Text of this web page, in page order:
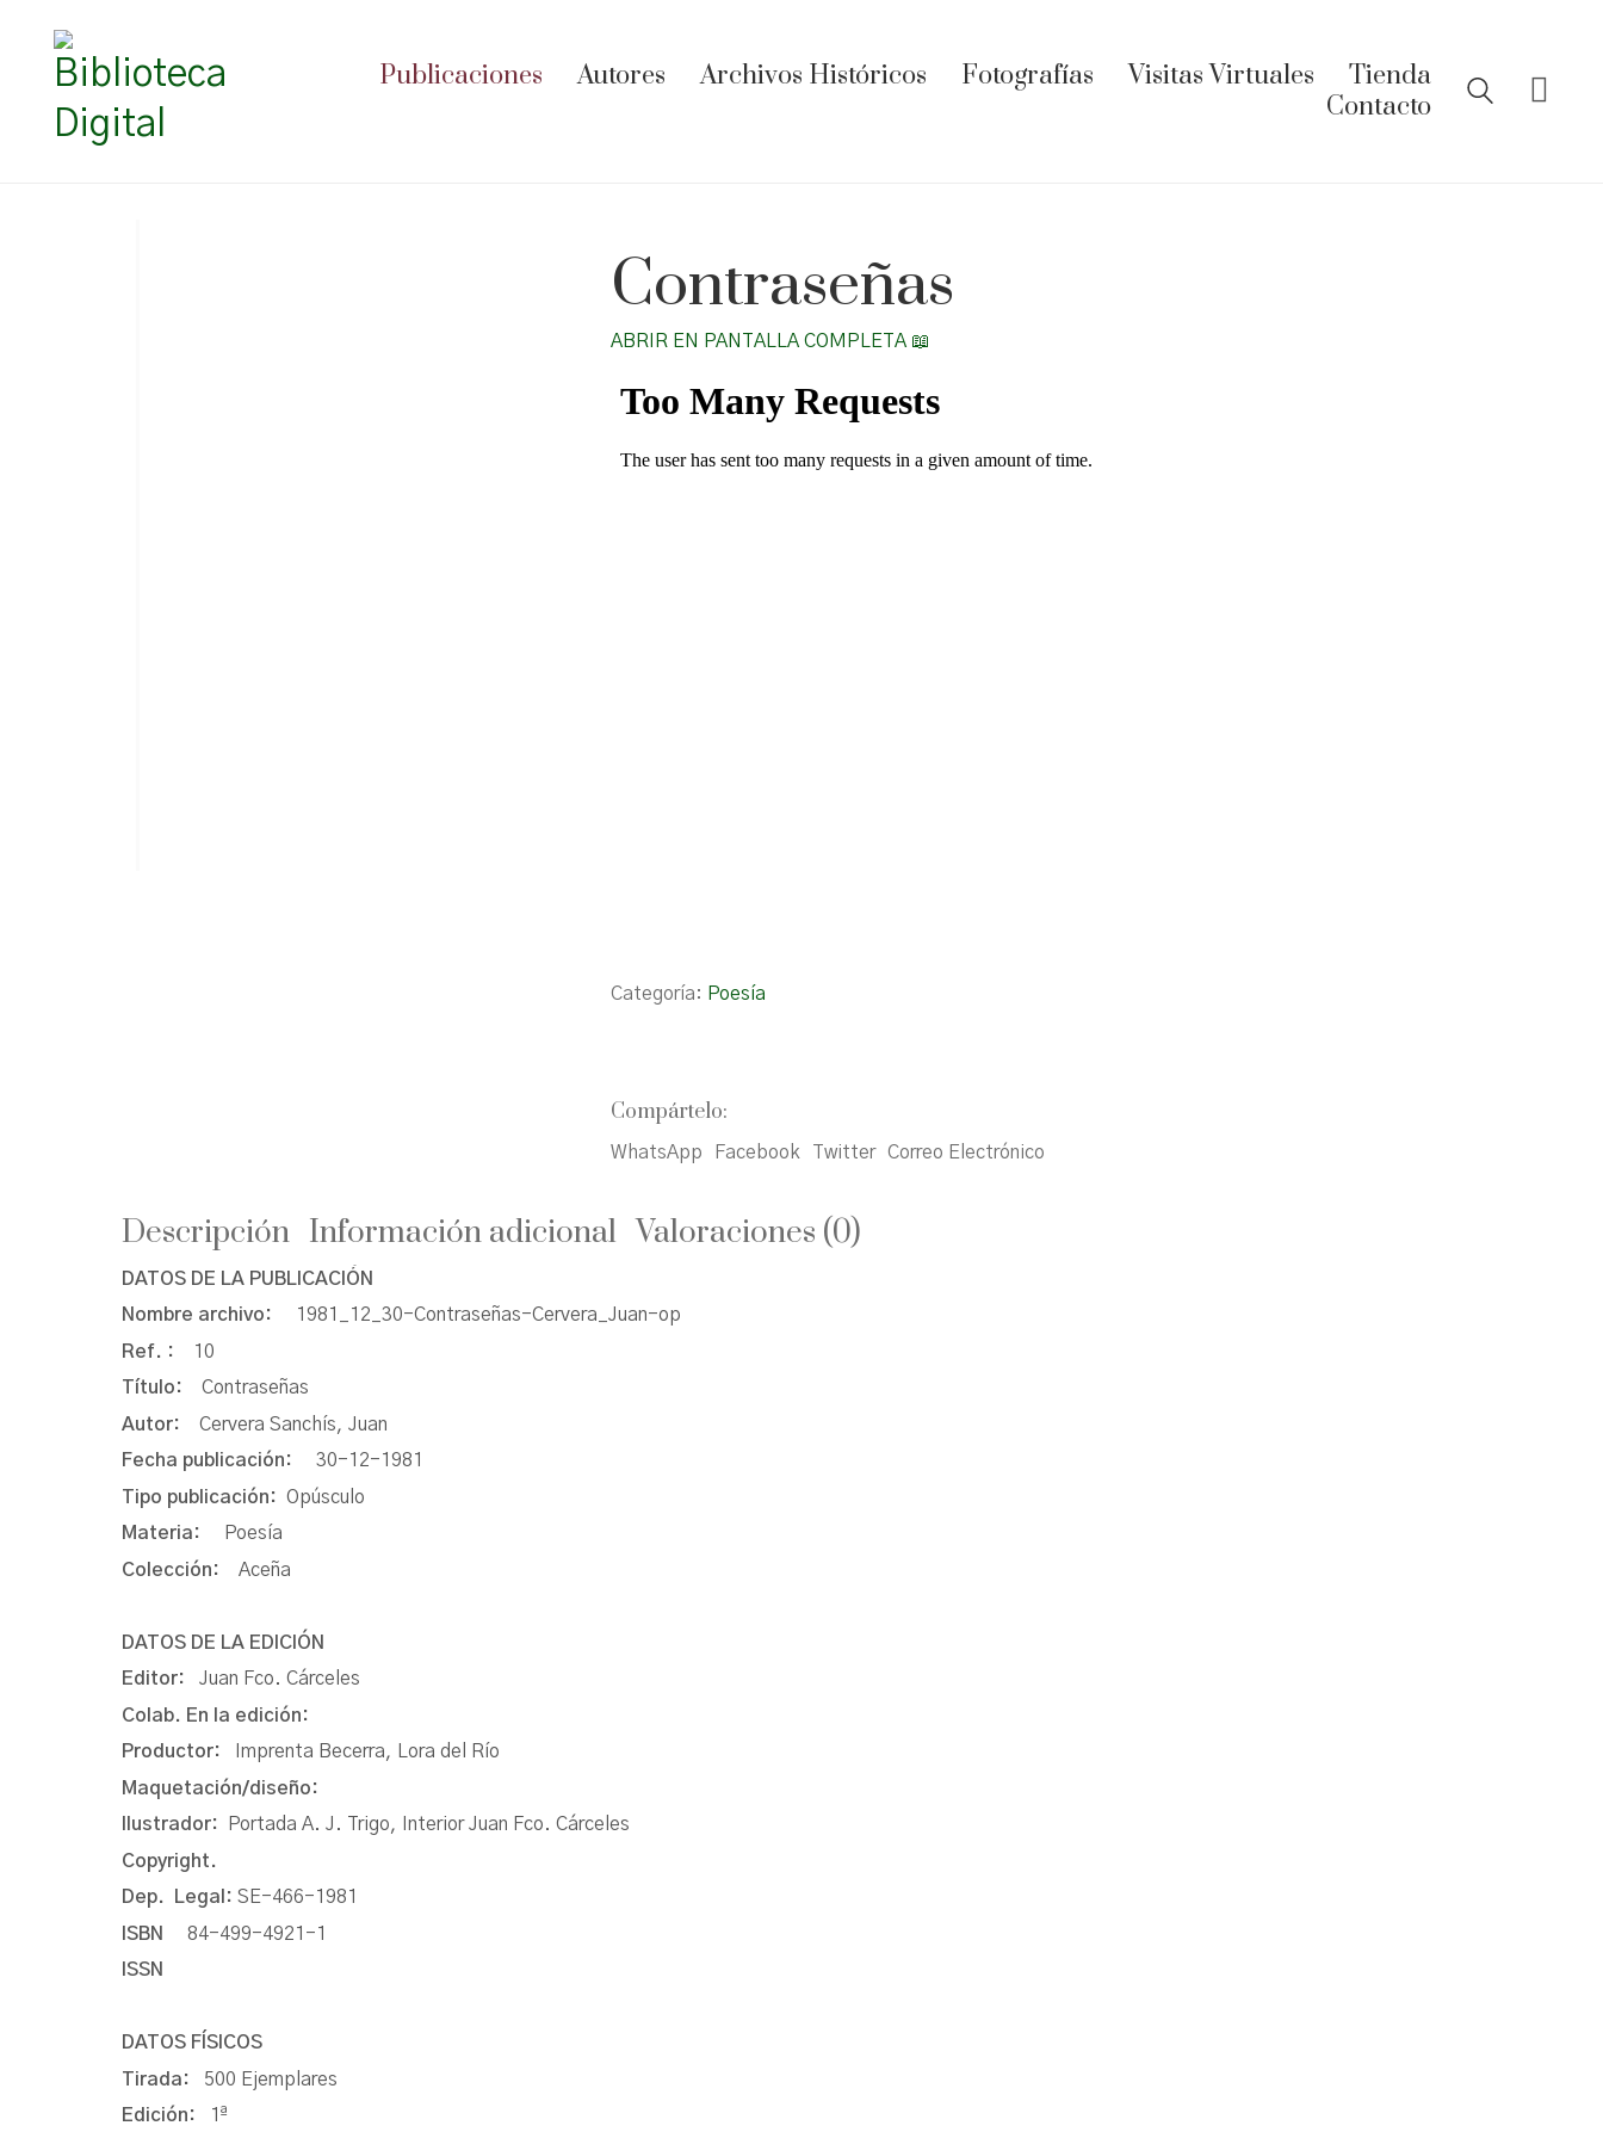
Publicaciones Autores Archivos Históricos Fotografías Visitas Virtuales
Tienda
Contacto
Contraseñas
ABRIR EN PANTALLA COMPLETA 📖
Categoría: Poesía
Compártelo:
WhatsApp Facebook Twitter Correo Electrónico
Descripción Información adicional Valoraciones (0)
DATOS DE LA PUBLICACIÓN
Nombre archivo:
1981_12_30-Contraseñas-Cervera_Juan-op
Ref. :
10
Título: Contraseñas
Autor: Cervera Sanchís, Juan
Fecha publicación: 30-12-1981
Tipo publicación: Opúsculo
Materia:
Poesía
Colección: Aceña
DATOS DE LA EDICIÓN
Editor: Juan Fco. Cárceles
Colab. En la edición:
Productor:
Imprenta Becerra, Lora del Río
Maquetación/diseño:
Ilustrador:
Portada A. J. Trigo, Interior Juan Fco. Cárceles
Copyright.
Dep. Legal: SE-466-1981
ISBN 84-499-4921-1
ISSN
DATOS FÍSICOS
Tirada: 500 Ejemplares
Edición:
1ª